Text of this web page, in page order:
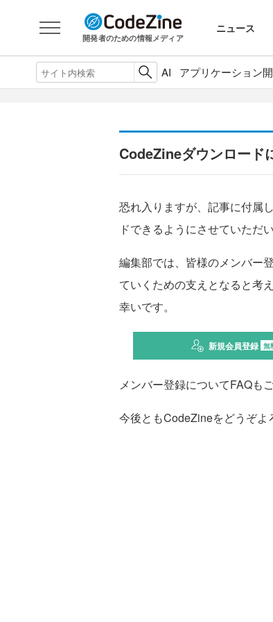
開発者のための情報メディア
ニュース
AI アプリケーション
CodeZineダウンロード
恐れ入りますが、記事に付属
ドできるようにさせていただ
編集部では、皆様のメンバー
ていくための支えとなると考
幸いです。
新規会員登録 無
メンバー登録についてFAQも
今後ともCodeZineをどうぞよ